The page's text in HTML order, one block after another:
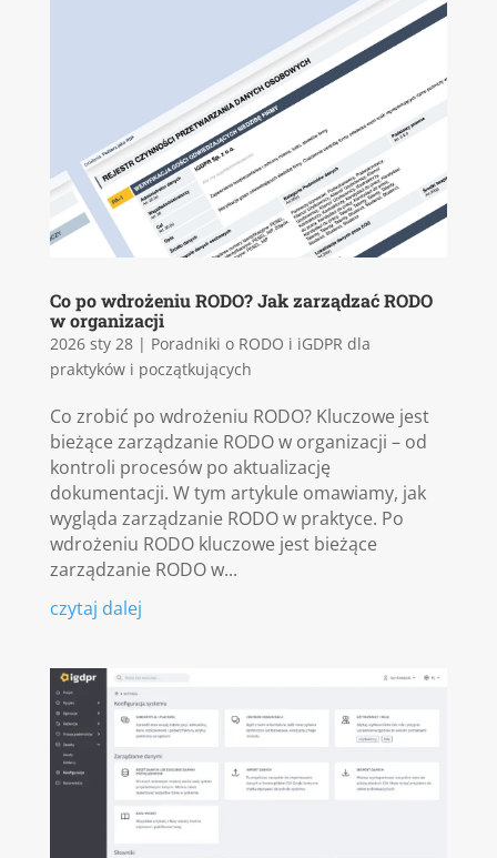
Co po wdrożeniu RODO? Jak zarządzać RODO
w organizacji
2026 sty 28| Poradniki o RODO i iGDPR dla
praktyków i początkujących
Co zrobić po wdrożeniu RODO? Kluczowe jest
bieżące zarządzanie RODO w organizacji – od
kontroli procesów po aktualizację
dokumentacji. W tym artykule omawiamy, jak
wygląda zarządzanie RODO w praktyce. Po
wdrożeniu RODO kluczowe jest bieżące
zarządzanie RODO w...
czytaj dalej